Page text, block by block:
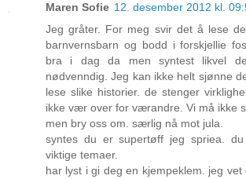
Maren Sofie 12. desember 2012 kl.
Jeg gråter. For meg svir det å lese
barnvernsbarn og bodd i forskjellie
bra i dag da men syntest likvel
nødvenndig. Jeg kan ikke helt sjønne
lese slike historier. de stenger
ikke vær over for værandre. Vi må ikke
men bry oss om. særlig nå mot jula.
syntes du er supertøff jeg spriea.
viktige temaer.
har lyst i gi deg en kjempeklem. jeg